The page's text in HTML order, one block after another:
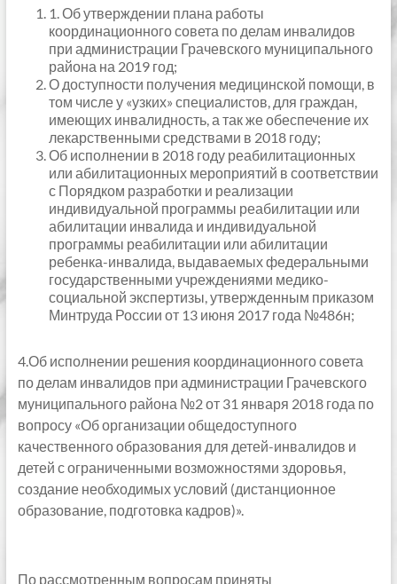
1. Об утверждении плана работы
координационного совета по делам инвалидов
при администрации Грачевского муниципального
района на 2019 год;
О доступности получения медицинской помощи, в
том числе у «узких» специалистов, для граждан,
имеющих инвалидность, а так же обеспечение их
лекарственными средствами в 2018 году;
Об исполнении в 2018 году реабилитационных
или абилитационных мероприятий в соответствии
с Порядком разработки и реализации
индивидуальной программы реабилитации или
абилитации инвалида и индивидуальной
программы реабилитации или абилитации
ребенка-инвалида, выдаваемых федеральными
государственными учреждениями медико-
социальной экспертизы, утвержденным приказом
Минтруда России от 13 июня 2017 года №486н;
4.Об исполнении решения координационного совета
по делам инвалидов при администрации Грачевского
муниципального района №2 от 31 января 2018 года по
вопросу «Об организации общедоступного
качественного образования для детей-инвалидов и
детей с ограниченными возможностями здоровья,
создание необходимых условий (дистанционное
образование, подготовка кадров)».
По рассмотренным вопросам приняты